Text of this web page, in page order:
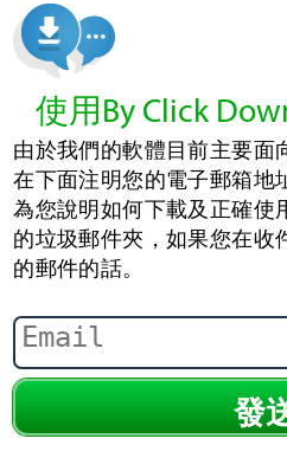
使用By Click
由於我們的軟體目前主要面
在下面注明您的電子郵箱地
為您說明如何下載及正確使
的垃圾郵件夾，如果您在收
的郵件的話。
發